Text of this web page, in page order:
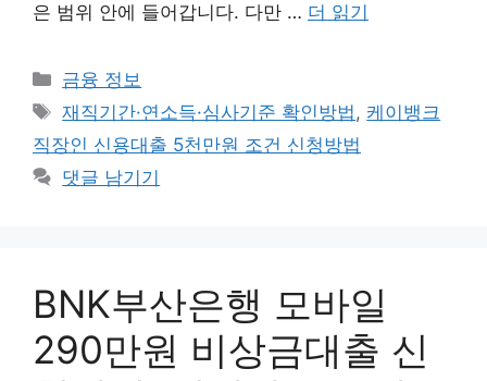
은 범위 안에 들어갑니다. 다만 … 더 읽기
카
테
리
금융 정보
태
그
재직기간·연소득·심사기준 확인방법, 케이뱅크
직장인 신용대출 5천만원 조건 신청방법
댓글 남기기
BNK부산은행 모바일
290만원 비상금대출 신